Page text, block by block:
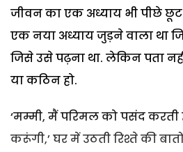
जीवन का एक अध्याय भी पीछे
एक नया अध्याय जुड़ने वाला था
जिसे उसे पढ़ना था. लेकिन पता
या कठिन हो.
‘मम्मी, मैं परिमल को पसंद करती
करूंगी,’ घर में उठती रिश्ते की